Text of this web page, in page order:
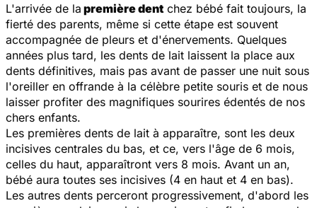
L'arrivée de la première dent chez bébé fait toujours, la
fierté des parents, même si cette étape est souvent
accompagnée de pleurs et d'énervements. Quelques
années plus tard, les dents de lait laissent la place aux
dents définitives, mais pas avant de passer une nuit sous
l'oreiller en offrande à la célèbre petite souris et de nous
laisser profiter des magnifiques sourires édentés de nos
chers enfants.
Les premières dents de lait à apparaître, sont les deux
incisives centrales du bas, et ce, vers l'âge de 6 mois,
celles du haut, apparaîtront vers 8 mois. Avant un an,
bébé aura toutes ses incisives (4 en haut et 4 en bas).
Les autres dents perceront progressivement, d'abord les